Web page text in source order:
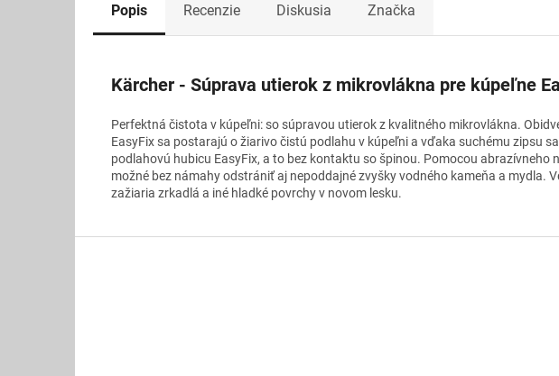
Popis Recenzie Diskusia Značka
Kärcher - Súprava utierok z mikrovlákna pre kúpeľne
Perfektná čistota v kúpeľni: so súpravou utierok z kvalitného mikrovlákna.
EasyFix sa postarajú o žiarivo čistú podlahu v kúpeľni a vďaka suchému zipsu
podlahovú hubicu EasyFix, a to bez kontaktu so špinou. Pomocou abrazívneho
možné bez námahy odstrániť aj nepoddajné zvyšky vodného kameňa a mydla.
zažiaria zrkadlá a iné hladké povrchy v novom lesku.